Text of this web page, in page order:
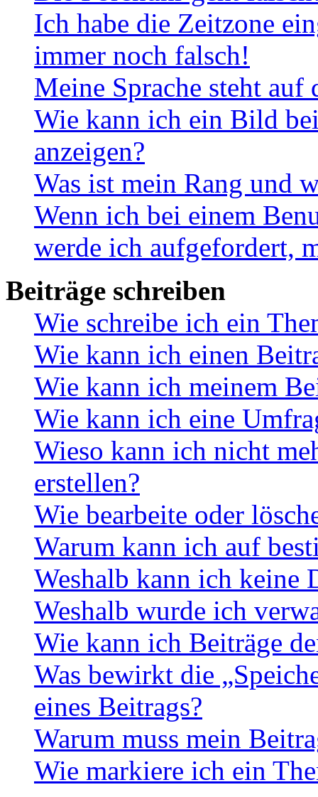
Ich habe die Zeitzone
immer noch falsch!
Meine Sprache steht
Wie kann ich ein Bild
anzeigen?
Was ist mein Rang und
Wenn ich bei einem
werde ich aufgefordert,
Beiträge schreiben
Wie schreibe ich ein
Wie kann ich einen
Wie kann ich meinem
Wie kann ich eine
Wieso kann ich nicht
erstellen?
Wie bearbeite oder
Warum kann ich auf
Weshalb kann ich keine
Weshalb wurde ich
Wie kann ich Beiträge
Was bewirkt die
eines Beitrags?
Warum muss mein
Wie markiere ich ein